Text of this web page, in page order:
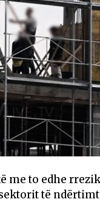
me to edhe
të